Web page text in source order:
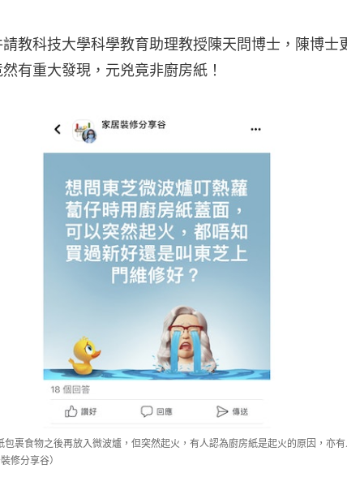
教科技大學科學教育助理教授陳天問博士，陳博士
有重大發現，元兇竟非廚房紙！
包裹食物之後再放入微波爐，但突然起火，有人認為廚房紙是起火的原因，亦有
修分享谷）